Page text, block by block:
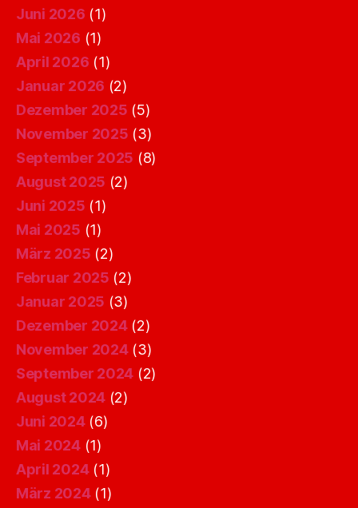
Juni 2026 (1)
Mai 2026 (1)
April 2026 (1)
Januar 2026 (2)
Dezember 2025 (5)
November 2025 (3)
September 2025 (8)
August 2025 (2)
Juni 2025 (1)
Mai 2025 (1)
März 2025 (2)
Februar 2025 (2)
Januar 2025 (3)
Dezember 2024(2)
November 2024(3)
September 2024 (2)
August 2024 (2)
Juni 2024(6)
Mai 2024(1)
April 2024(1)
März 2024(1)